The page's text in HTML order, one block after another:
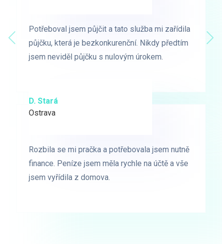
Potřeboval jsem půjčit a tato služba mi zařídila
půjčku, která je bezkonkurenční. Nikdy předtím
jsem neviděl půjčku s nulovým úrokem.
D. Stará
Ostrava
Rozbila se mi pračka a potřebovala jsem nutně
finance. Peníze jsem měla rychle na účtě a vše
jsem vyřídila z domova.
Potřeboval jsem půjčit a tato služba mi zařídila
půjčku, která je bezkonkurenční. Nikdy předtím
jsem neviděl půjčku s nulovým úrokem.
L. Milá
Ostrava
Rozbila se mi pračka a potřebovala jsem nutně
finance. Peníze jsem měla rychle na účtě a vše
jsem vyřídila z domova.
Předchozí